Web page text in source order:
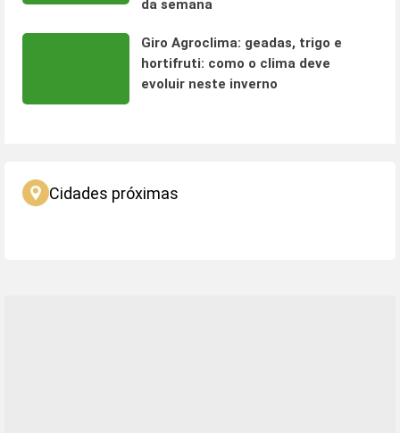
da semana
Giro Agroclima: geadas, trigo e
hortifruti: como o clima deve
evoluir neste inverno
Cidades próximas